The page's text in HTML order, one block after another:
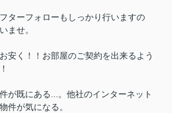
ターフォローもしっかり行いますの
ませ。
安く！！お部屋のご契約を出来るよう
が既にある...。他社のインターネット
件が気になる。